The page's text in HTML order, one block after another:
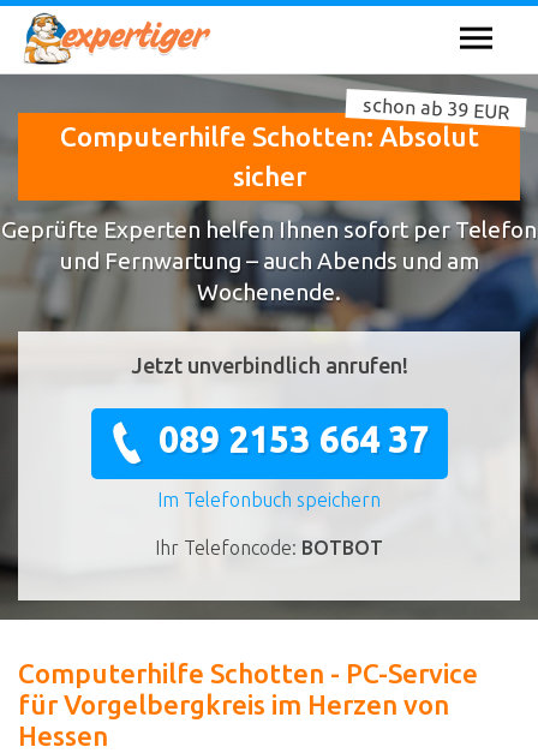
Computerhilfe Schotten: Absolut
sicher
schon ab 39 EUR
Geprüfte Experten helfen Ihnen sofort per Telefon
und Fernwartung – auch Abends und am
Wochenende.
Jetzt unverbindlich anrufen!
089 2153 664 37
Im Telefonbuch speichern
Ihr Telefoncode: BOTBOT
Computerhilfe Schotten - PC-Service
für Vorgelbergkreis im Herzen von
Hessen